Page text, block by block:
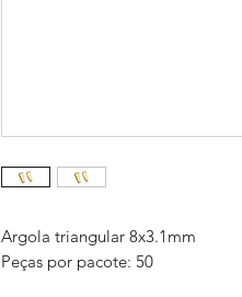
Argola triangular 8x3.1mm
Peças por pacote: 50